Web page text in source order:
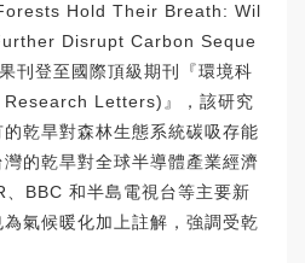
Hold Their Breath: Wil
Disrupt Carbon Seque
刊登至國際頂級期刊『環境科
Letters)』，該研究
乾旱對森林生態系統碳吸存能
的乾旱對全球半導體產業經濟
BBC 和半島電視台等主要新
氣候暖化加上註解，強調受乾